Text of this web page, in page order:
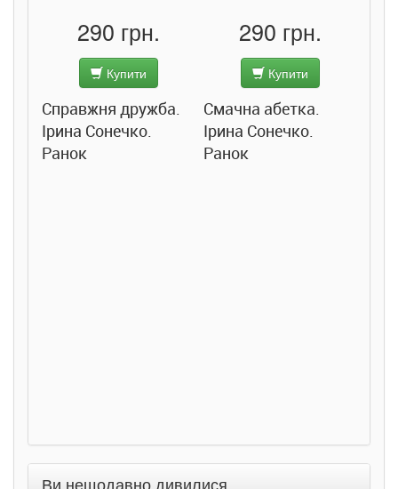
290 грн.
Купити
Справжня дружба.
Ірина Сонечко.
Ранок
290 грн.
Купити
Смачна абетка.
Ірина Сонечко.
Ранок
Ви нещодавно дивилися